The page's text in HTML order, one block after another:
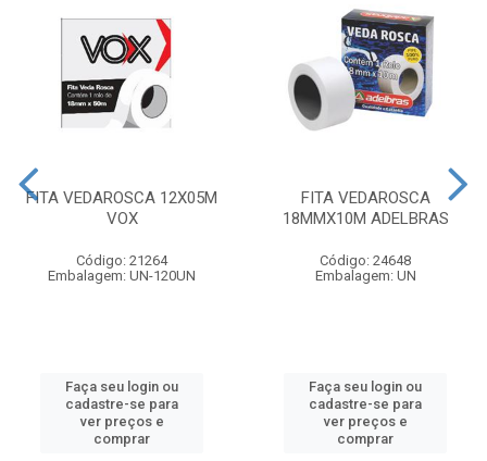
FITA VEDAROSCA 12X05M
VOX
Código: 21264
Embalagem: UN-120UN
Faça seu login ou
cadastre-se para
ver preços e
comprar
FITA VEDAROSCA
18MMX10M ADELBRAS
Código: 24648
Embalagem: UN
Faça seu login ou
cadastre-se para
ver preços e
comprar